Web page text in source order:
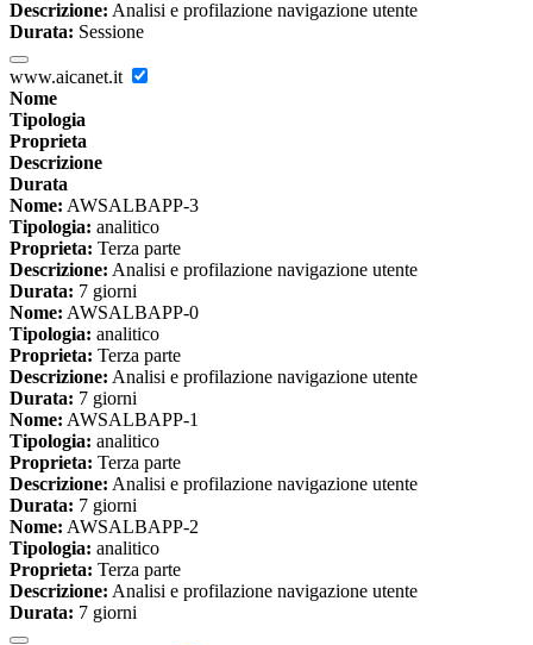
Descrizione: Analisi e profilazione navigazione utente
Durata: Sessione
www.aicanet.it
Nome
Tipologia
Proprieta
Descrizione
Durata
Nome: AWSALBAPP-3
Tipologia: analitico
Proprieta: Terza parte
Descrizione: Analisi e profilazione navigazione utente
Durata: 7 giorni
Nome: AWSALBAPP-0
Tipologia: analitico
Proprieta: Terza parte
Descrizione: Analisi e profilazione navigazione utente
Durata: 7 giorni
Nome: AWSALBAPP-1
Tipologia: analitico
Proprieta: Terza parte
Descrizione: Analisi e profilazione navigazione utente
Durata: 7 giorni
Nome: AWSALBAPP-2
Tipologia: analitico
Proprieta: Terza parte
Descrizione: Analisi e profilazione navigazione utente
Durata: 7 giorni